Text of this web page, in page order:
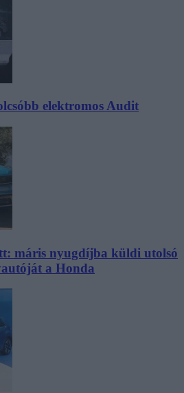
elektromos Audit
máris nyugdíjba küldi utolsó
a Honda